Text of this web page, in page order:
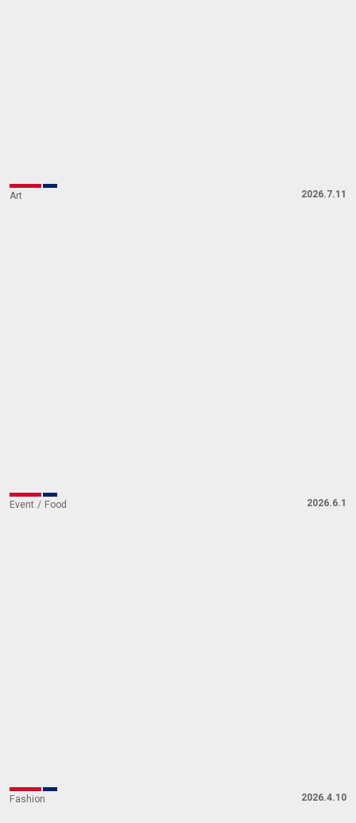
Art 2026.7.11
Event Food 2026.6.1
Fashion 2026.4.10